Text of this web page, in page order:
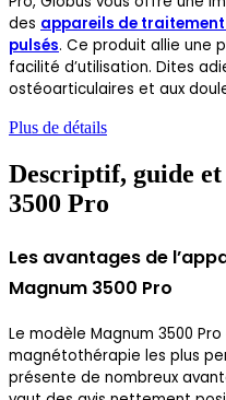
des appareils de
pulsés. Ce produit allie une
facilité d’utilisation. Dites
ostéoarticulaires et aux
Plus de détails
Descriptif, guide
3500 Pro
Les avantages de
Magnum 3500 Pro
Le modèle Magnum 3500
magnétothérapie les plus
présente de nombreux